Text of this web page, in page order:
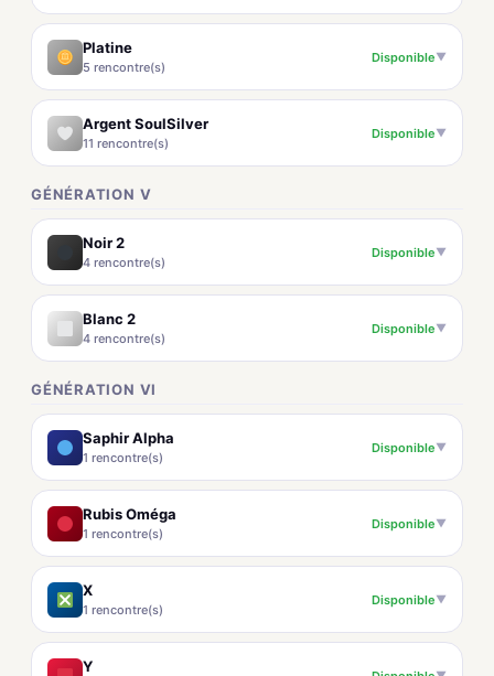
Platine
5 rencontre(s)
Disponible▼
Argent SoulSilver
11 rencontre(s)
Disponible▼
GÉNÉRATION V
Noir 2
4 rencontre(s)
Disponible▼
Blanc 2
4 rencontre(s)
Disponible▼
GÉNÉRATION VI
Saphir Alpha
1 rencontre(s)
Disponible▼
Rubis Oméga
1 rencontre(s)
Disponible▼
X
1 rencontre(s)
Disponible▼
Y